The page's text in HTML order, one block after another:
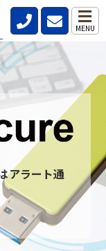
MENU
アラート通
利用するPCのUSB
を持ち出したのか記
で情報の持ち出し
と通信ができない
せ